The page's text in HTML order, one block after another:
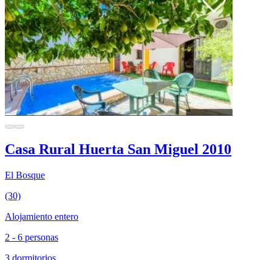
Casa Rural Huerta San Miguel 2010
El Bosque
(30)
Alojamiento entero
2 - 6 personas
3 dormitorios